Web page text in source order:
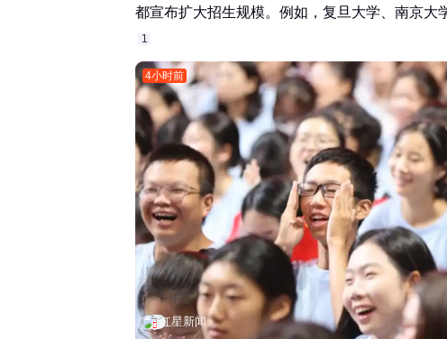
都宣布扩大招生规模。例如，复旦大学、南京大
1
4小时前
红星新闻